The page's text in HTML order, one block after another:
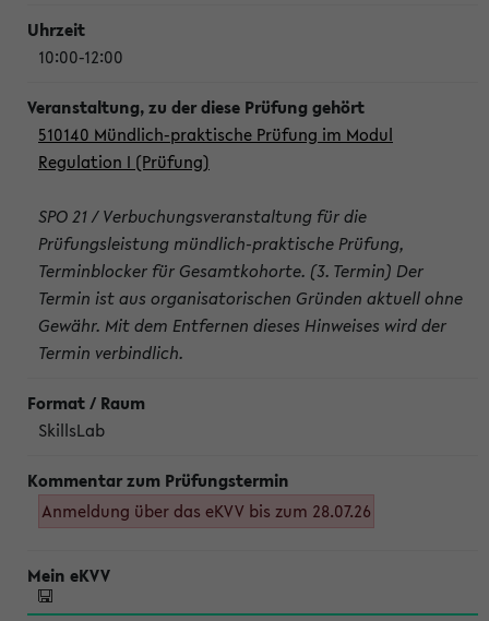
10:00-12:00
510140 Mündlich-praktische Prüfung im Modul
Regulation I (Prüfung)
SPO 21 / Verbuchungsveranstaltung für die
Prüfungsleistung mündlich-praktische Prüfung,
Terminblocker für Gesamtkohorte. (3. Termin) Der
Termin ist aus organisatorischen Gründen aktuell ohne
Gewähr. Mit dem Entfernen dieses Hinweises wird der
Termin verbindlich.
SkillsLab
Anmeldung über das eKVV bis zum 28.07.26